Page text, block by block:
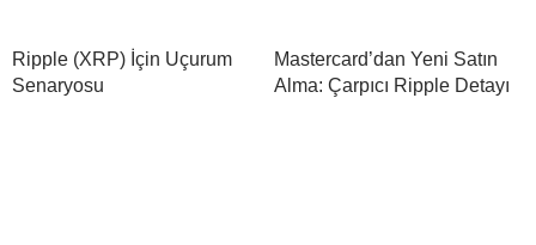
Ripple (XRP) İçin Uçurum
Senaryosu
Mastercard’dan Yeni Satın
Alma: Çarpıcı Ripple Detayı